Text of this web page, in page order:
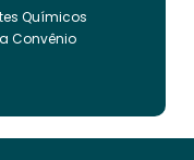
Químicos
Convênio
Químicos
Pelo Bradesco